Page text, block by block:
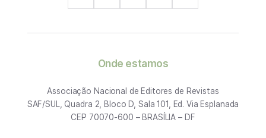
Onde estamos
Associação Nacional de Editores de Revistas
SAF/SUL, Quadra 2, Bloco D, Sala 101, Ed. Via Esplanada
CEP 70070-600 – BRASÍLIA – DF